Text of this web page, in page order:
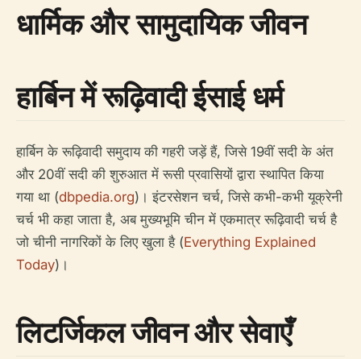
धार्मिक और सामुदायिक जीवन
हार्बिन में रूढ़िवादी ईसाई धर्म
हार्बिन के रूढ़िवादी समुदाय की गहरी जड़ें हैं, जिसे 19वीं सदी के अंत
और 20वीं सदी की शुरुआत में रूसी प्रवासियों द्वारा स्थापित किया
गया था (dbpedia.org)। इंटरसेशन चर्च, जिसे कभी-कभी यूक्रेनी
चर्च भी कहा जाता है, अब मुख्यभूमि चीन में एकमात्र रूढ़िवादी चर्च है
जो चीनी नागरिकों के लिए खुला है (Everything Explained
Today)।
लिटर्जिकल जीवन और सेवाएँ